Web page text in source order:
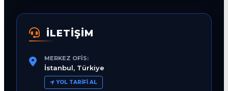
İLETİŞİM
MERKEZ OFIS:
İstanbul, Türkiye
YOL TARIFI AL